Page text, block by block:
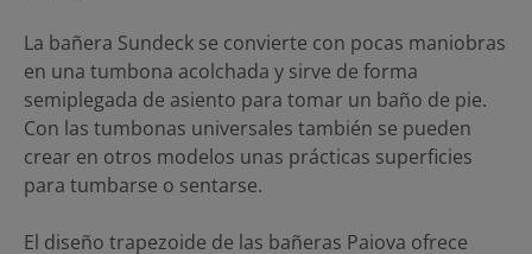
La bañera Sundeck se convierte con pocas maniobras
en una tumbona acolchada y sirve de forma
semiplegada de asiento para tomar un baño de pie.
Con las tumbonas universales también se pueden
crear en otros modelos unas prácticas superficies
para tumbarse o sentarse.
El diseño trapezoide de las bañeras Paiova ofrece